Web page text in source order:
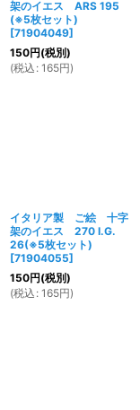
架のイエス ARS 195
(※5枚セット)
[71904049]
150円(税別)
(税込 : 165円)
イタリア製 ご絵 十字
架のイエス 270 I.G.
26(※5枚セット)
[71904055]
150円(税別)
(税込 : 165円)